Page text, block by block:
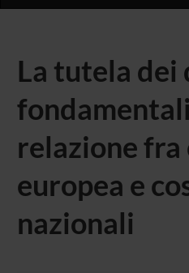
La tutela
relazione
europea e
nazionali